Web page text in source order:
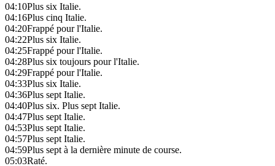
04:10Plus six Italie.
04:16Plus cinq Italie.
04:20Frappé pour l'Italie.
04:22Plus six Italie.
04:25Frappé pour l'Italie.
04:28Plus six toujours pour l'Italie.
04:29Frappé pour l'Italie.
04:33Plus six Italie.
04:36Plus sept Italie.
04:40Plus six. Plus sept Italie.
04:47Plus sept Italie.
04:53Plus sept Italie.
04:57Plus sept Italie.
04:59Plus sept à la dernière minute de course.
05:03Raté.